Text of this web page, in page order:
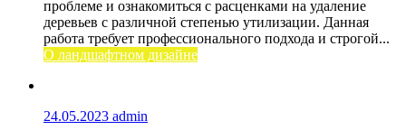
проблеме и ознакомиться с расценками на удаление
деревьев с различной степенью утилизации. Данная
работа требует профессионального подхода и строгой...
О ландшафтном дизайне
24.05.2023 admin